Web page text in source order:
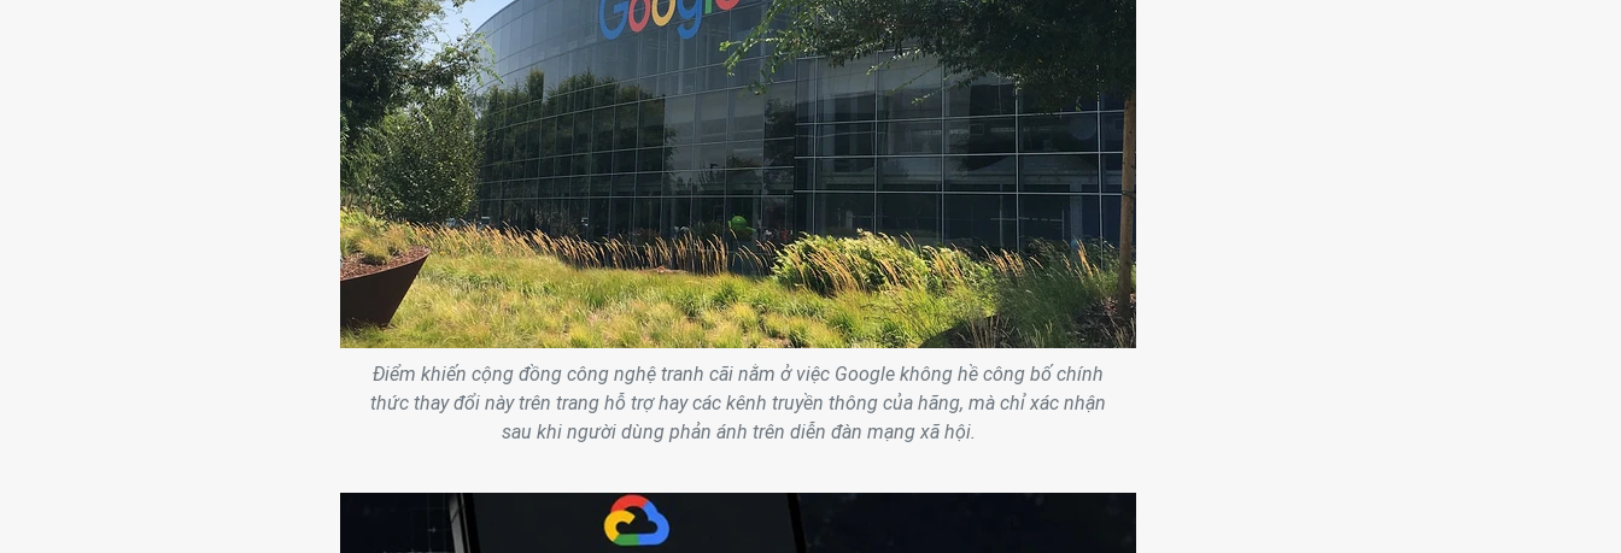
Điểm khiến cộng đồng công nghệ tranh cãi nằm ở việc Google không hề công bố chính
thức thay đổi này trên trang hỗ trợ hay các kênh truyền thông của hãng, mà chỉ xác nhận
sau khi người dùng phản ánh trên diễn đàn mạng xã hội.